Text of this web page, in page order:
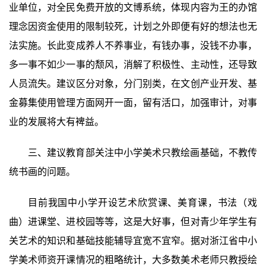
业单位，对全民免费开放的文博系统，体现内容为王的办馆
理念因资金使用的限制较死，计划之外即便有好的想法也无
法实施。长此变成养人不养事业，有钱办事，没钱不办事，
多一事不如少一事的颓风，消解了积极性、主动性，还导致
人员流失。建议区分对象，分门别类，在文创产业开发、基
金募集使用管理方面网开一面，留有活口，加强审计，对事
业的发展将大有裨益。
三、建议教育部关注中小学美术只教绘画基础，不教传
统书画的问题。
目前我国中小学开设艺术欣赏课、美育课，书法（戏
曲）进课堂、进校园等等，这是大好事，但对青少年学生有
关艺术的知识和基础技能辅导宜宽不宜窄。据对浙江省中小
学美术师资开课情况的粗略统计，大多数美术老师只教授绘